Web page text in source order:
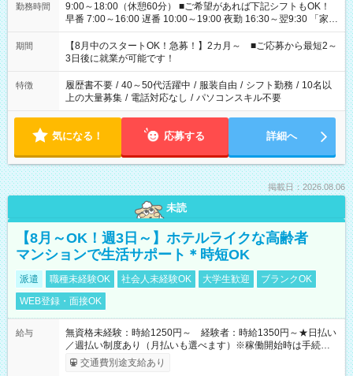
勤務時間
9:00～18:00（休憩60分） ■ご希望があれば下記シフトもOK！
早番 7:00～16:00 遅番 10:00～19:00 夜勤 16:30～翌9:30 「家族
と休みを合わせたい」 「余裕を持って夕飯の準備がしたい」
「できれば残業はしたくない」 など、ご希望を教えてください
ね。 ※Wワーク希望の方へ 今ご覧のお仕事で希望する勤務時間
と、もう1つのお仕事の勤務時間。 合計で週40時間を超える場
合は応募できません。
期間
【8月中のスタートOK！急募！】2カ月～ ■ご応募から最短2～
3日後に就業が可能です！
特徴 履歴書不要 / 40～50代活躍中 / 服装自由 / シフト勤務 / 10名以
上の大量募集 / 電話対応なし / パソコンスキル不要
気になる！ 応募する 詳細へ
掲載日：2026.08.06
未読
【8月～OK！週3日～】ホテルライクな高齢者
マンションで生活サポート＊時短OK
派遣 職種未経験OK 社会人未経験OK 大学生歓迎
ブランクOK
WEB登録・面接OK
給与
無資格未経験：時給1250円～ 経験者：時給1350円～★日払い
／週払い制度あり（月払いも選べます）※稼働開始時は手続き完
了次第のお支払いとなります。
交通費別途支給あり